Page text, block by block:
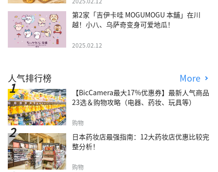
第2家「吉伊卡哇 MOGUMOGU 本舖」在川
越！小八、乌萨奇变身可爱地瓜！
2025.02.12
人气排行榜 More
【BicCamera最大17%优惠券】最新人气商品
23选＆购物攻略（电器、药妆、玩具等）
购物
日本药妆店最强指南：12大药妆店优惠比较完
整分析！
购物